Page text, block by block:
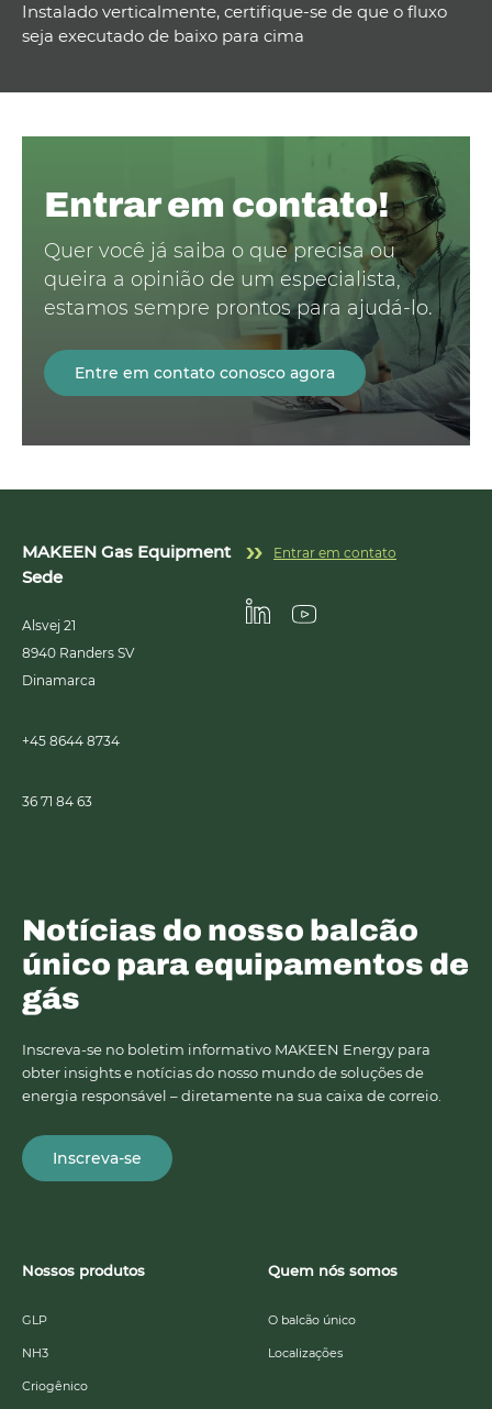
Instalado verticalmente, certifique-se de que o fluxo
seja executado de baixo para cima
Entrar em contato!
Quer você já saiba o que precisa ou
queira a opinião de um especialista,
estamos sempre prontos para ajudá-lo.
Entre em contato conosco agora
MAKEEN Gas Equipment
Sede
Alsvej 21
8940 Randers SV
Dinamarca
+45 8644 8734
36 71 84 63
Entrar em contato
Nossos produtos
GLP
NH3
Criogênico
Quem nós somos
O balcão único
Localizações
Notícias do nosso balcão
único para equipamentos de
gás
Inscreva-se no boletim informativo MAKEEN Energy para
obter insights e notícias do nosso mundo de soluções de
energia responsável – diretamente na sua caixa de correio.
Inscreva-se